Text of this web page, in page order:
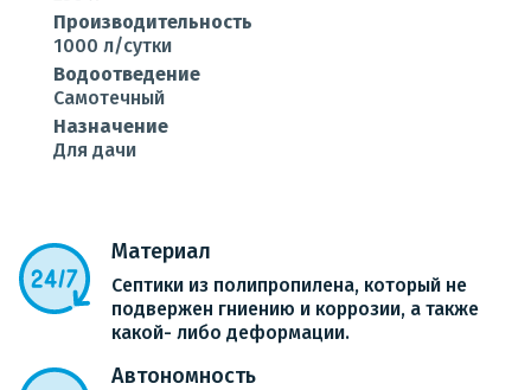
Производительность
1000 л/сутки
Водоотведение
Самотечный
Назначение
Для дачи
Материал
Септики из полипропилена, который не
подвержен гниению и коррозии, а также
какой- либо деформации.
Автономность